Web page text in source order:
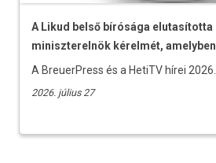
A Likud belső bírósága elutasította
miniszterelnök kérelmét,
A BreuerPress és a HetiTV hírei
2026. július 27